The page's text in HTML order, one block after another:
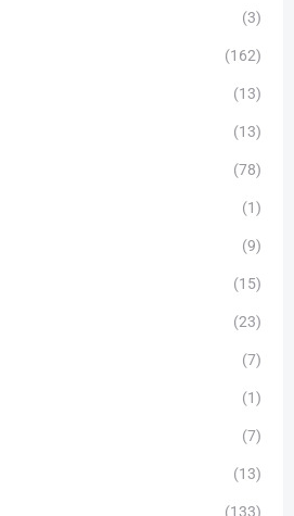
(3)
(162)
(13)
(13)
(78)
(1)
(9)
(15)
(23)
(7)
(1)
(7)
(13)
(133)